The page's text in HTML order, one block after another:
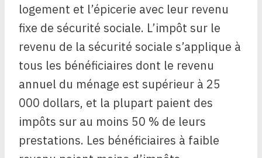
logement et l’épicerie avec leur revenu
fixe de sécurité sociale. L’impôt sur le
revenu de la sécurité sociale s’applique à
tous les bénéficiaires dont le revenu
annuel du ménage est supérieur à 25
000 dollars, et la plupart paient des
impôts sur au moins 50 % de leurs
prestations. Les bénéficiaires à faible